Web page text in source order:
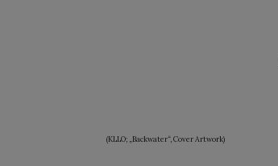
(KLLO; „Backwater“, Cover Artwork)